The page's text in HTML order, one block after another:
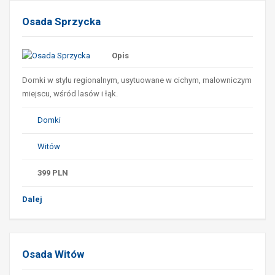
Osada Sprzycka
Opis
Domki w stylu regionalnym, usytuowane w cichym, malowniczym
miejscu, wśród lasów i łąk.
Domki
Witów
399 PLN
Dalej
Osada Witów